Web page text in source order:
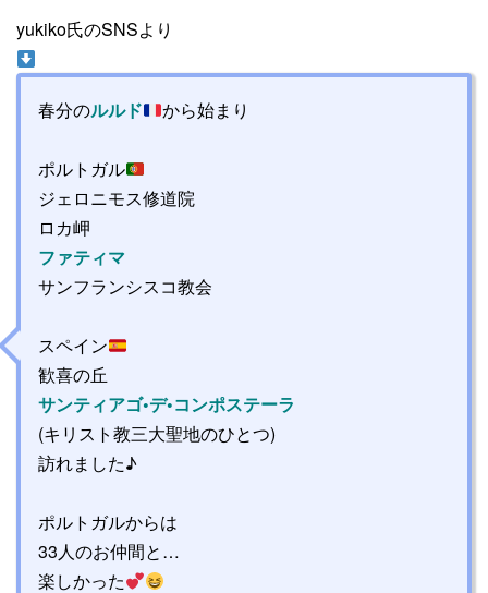
yukiko氏のSNSより
春分のルルド から始まり
ポルトガル
ジェロニモス修道院
ロカ岬
ファティマ
サンフランシスコ教会
スペイン
歓喜の丘
サンティアゴ•デ•コンポステーラ
(キリスト教三大聖地のひとつ)
訪れました♪
ポルトガルからは
33人のお仲間と…
楽しかった